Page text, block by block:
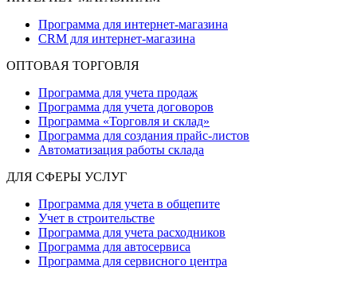
Программа для интернет-магазина
CRM для интернет-магазина
ОПТОВАЯ ТОРГОВЛЯ
Программа для учета продаж
Программа для учета договоров
Программа «Торговля и склад»
Программа для создания прайс‑листов
Автоматизация работы склада
ДЛЯ СФЕРЫ УСЛУГ
Программа для учета в общепите
Учет в строительстве
Программа для учета расходников
Программа для автосервиса
Программа для сервисного центра